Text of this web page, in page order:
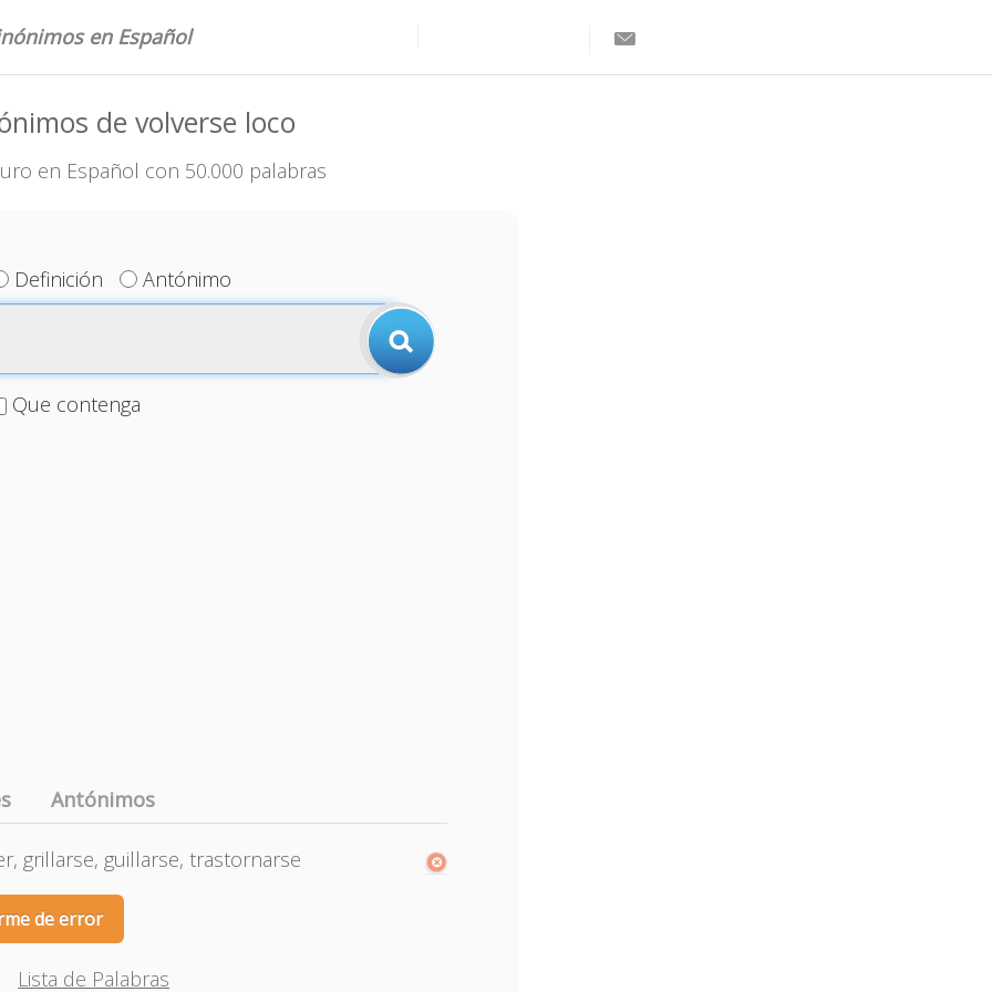
en Español
de volverse loco
en Español con 50.000 palabras
Definición Antónimo
Que contenga
Antónimos
grillarse, guillarse, trastornarse
de error
Lista de Palabras